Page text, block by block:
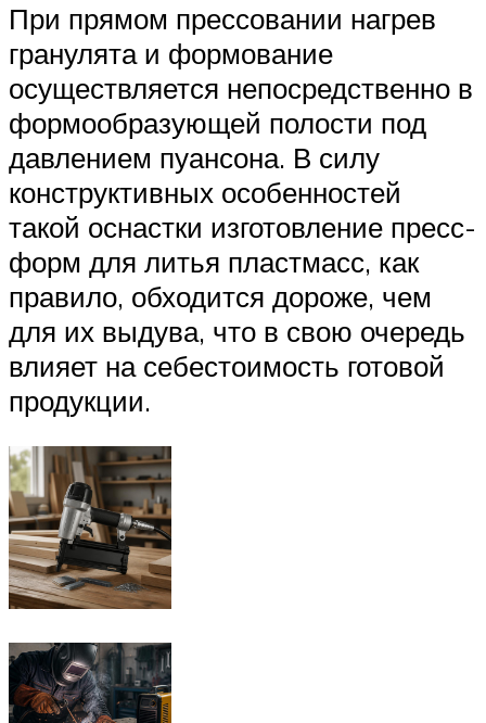
При прямом прессовании нагрев
гранулята и формование
осуществляется непосредственно в
формообразующей полости под
давлением пуансона. В силу
конструктивных особенностей
такой оснастки изготовление пресс-
форм для литья пластмасс, как
правило, обходится дороже, чем
для их выдува, что в свою очередь
влияет на себестоимость готовой
продукции.